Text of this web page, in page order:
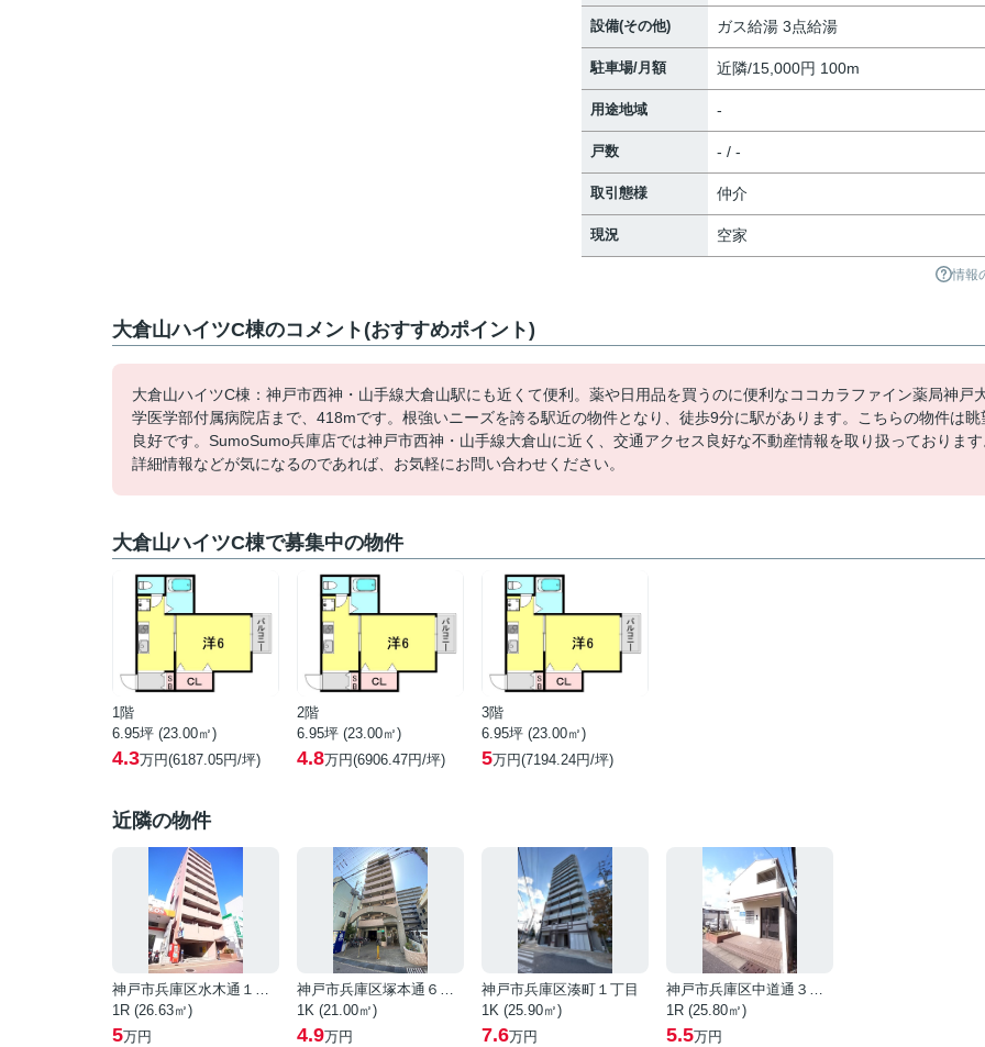
設備(その他) ガス給湯 3点給湯
駐車場/月額 近隣/15,000円 100m
用途地域 -
戸数 - / -
取引態様 仲介
現況 空家
情報
大倉山ハイツC棟のコメント(おすすめポイント)
大倉山ハイツC棟：神戸市西神・山手線大倉山駅にも近くて便利。薬や日用品を買うのに便利なココカラファイン薬局神戸
学医学部付属病院店まで、418mです。根強いニーズを誇る駅近の物件となり、徒歩9分に駅があります。こちらの物件は眺
良好です。SumoSumo兵庫店では神戸市西神・山手線大倉山に近く、交通アクセス良好な不動産情報を取り扱っております
詳細情報などが気になるのであれば、お気軽にお問い合わせください。
大倉山ハイツC棟で募集中の物件
1階
6.95坪 (23.00㎡)
4.3万円(6187.05円/坪)
2階
6.95坪 (23.00㎡)
4.8万円(6906.47円/坪)
3階
6.95坪 (23.00㎡)
5万円(7194.24円/坪)
近隣の物件
神戸市兵庫区水木通１丁目
1R (26.63㎡)
5万円
神戸市兵庫区塚本通６丁目
1K (21.00㎡)
4.9万円
神戸市兵庫区湊町１丁目
1K (25.90㎡)
7.6万円
神戸市兵庫区中道通３丁目
1R (25.80㎡)
5.5万円